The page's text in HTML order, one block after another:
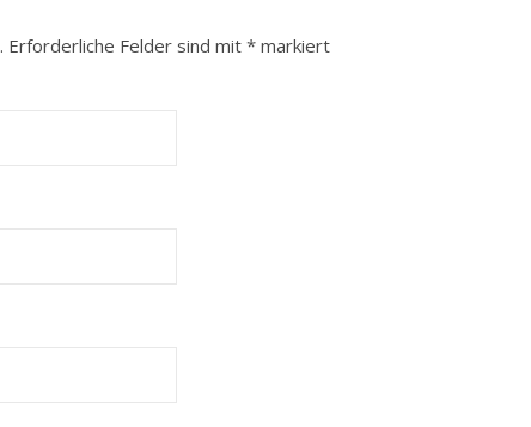
Erforderliche Felder sind mit * markiert